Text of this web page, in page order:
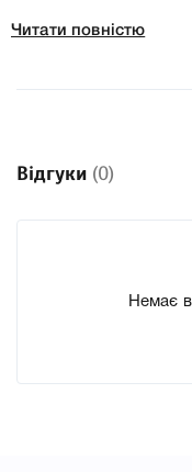
підготували
друкувальної
Epson T7542 XXL
Читати повністю
Відгуки (0)
Немає